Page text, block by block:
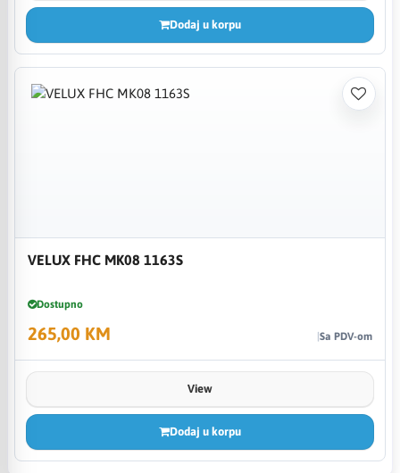
Dodaj u korpu
VELUX FHC MK08 1163S
Dostupno
265,00 KM Sa PDV-om
View
Dodaj u korpu